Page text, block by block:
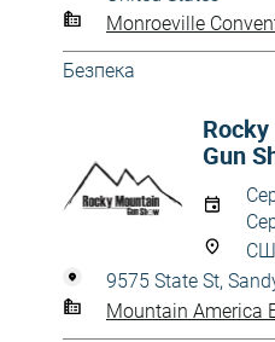
Monroeville
Безпека
Gun
9575 State St,
Mountain America